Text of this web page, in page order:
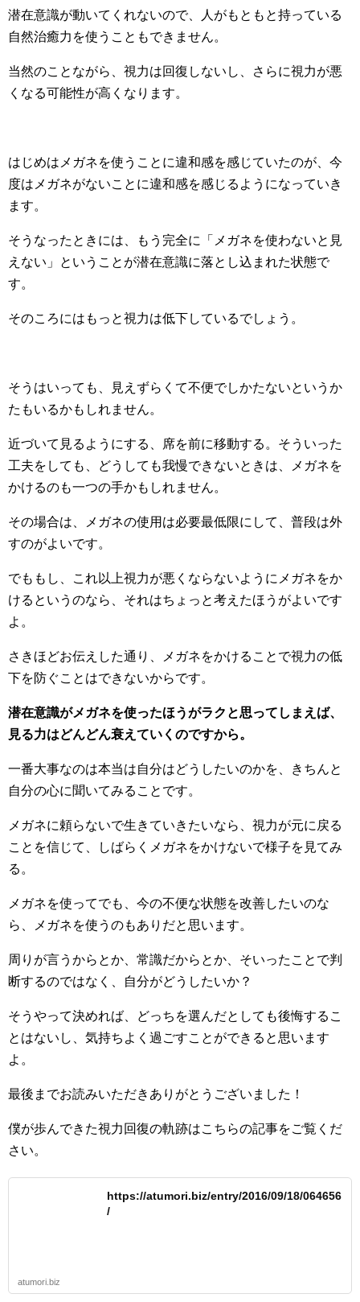
潜在意識が動いてくれないので、人がもともと持っている
自然治癒力を使うこともできません。
当然のことながら、視力は回復しないし、さらに視力が悪
くなる可能性が高くなります。
はじめはメガネを使うことに違和感を感じていたのが、今
度はメガネがないことに違和感を感じるようになっていき
ます。
そうなったときには、もう完全に「メガネを使わないと見
えない」ということが潜在意識に落とし込まれた状態で
す。
そのころにはもっと視力は低下しているでしょう。
そうはいっても、見えずらくて不便でしかたないというか
たもいるかもしれません。
近づいて見るようにする、席を前に移動する。そういった
工夫をしても、どうしても我慢できないときは、メガネを
かけるのも一つの手かもしれません。
その場合は、メガネの使用は必要最低限にして、普段は外
すのがよいです。
でももし、これ以上視力が悪くならないようにメガネをか
けるというのなら、それはちょっと考えたほうがよいです
よ。
さきほどお伝えした通り、メガネをかけることで視力の低
下を防ぐことはできないからです。
潜在意識がメガネを使ったほうがラクと思ってしまえば、
見る力はどんどん衰えていくのですから。
一番大事なのは本当は自分はどうしたいのかを、きちんと
自分の心に聞いてみることです。
メガネに頼らないで生きていきたいなら、視力が元に戻る
ことを信じて、しばらくメガネをかけないで様子を見てみ
る。
メガネを使ってでも、今の不便な状態を改善したいのな
ら、メガネを使うのもありだと思います。
周りが言うからとか、常識だからとか、そいったことで判
断するのではなく、自分がどうしたいか？
そうやって決めれば、どっちを選んだとしても後悔するこ
とはないし、気持ちよく過ごすことができると思います
よ。
最後までお読みいただきありがとうございました！
僕が歩んできた視力回復の軌跡はこちらの記事をご覧くだ
さい。
https://atumori.biz/entry/2016/09/18/064656
/
atumori.biz